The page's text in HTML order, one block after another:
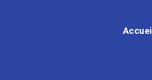
Accueil